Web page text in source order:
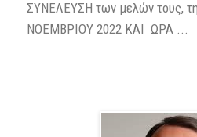
ΣΥΝΕΛΕΥΣΗ των μελών τους,
NOEMBΡIOY 2022 ΚΑΙ ΩΡΑ ...